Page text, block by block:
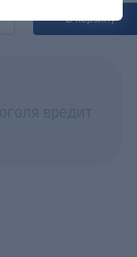
В корзину